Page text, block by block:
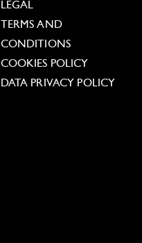
LEGAL
TERMS AND
CONDITIONS
COOKIES POLICY
DATA PRIVACY POLICY